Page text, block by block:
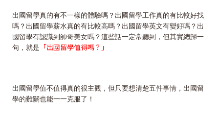
出國留學真的有不一樣的體驗嗎？出國留學工作真的有比較好找
嗎？出國留學薪水真的有比較高嗎？出國留學英文有變好嗎？出
國留學有認識到帥哥美女嗎？這些話一定常聽到，但其實總歸一
句，就是
「出國留學值得嗎？」
出國留學值不值得真的很主觀，但只要想清楚五件事情，出國留
學的難關也能一一克服了！